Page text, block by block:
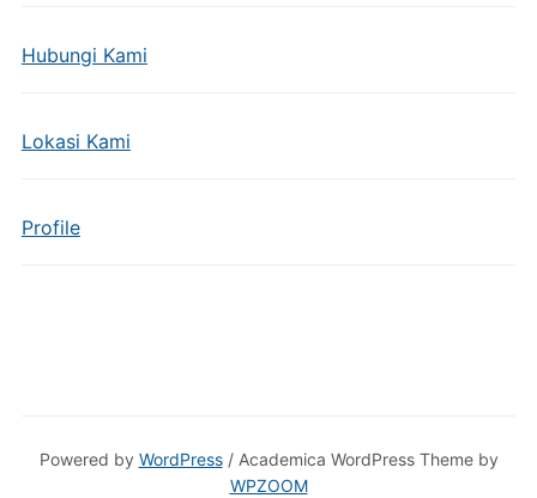
Hubungi Kami
Lokasi Kami
Profile
Powered by WordPress/ Academica WordPress Theme by
WPZOOM